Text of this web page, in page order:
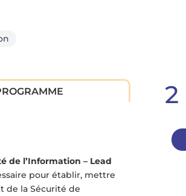
de l’Information – Lead
pour établir, mettre
de la Sécurité de
2